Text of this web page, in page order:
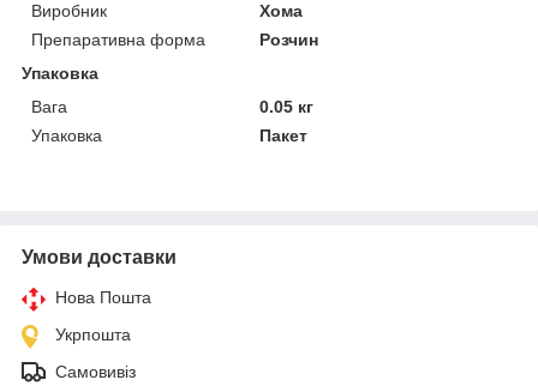
Виробник
Хома
Препаративна форма
Розчин
Упаковка
Вага
0.05 кг
Упаковка
Пакет
Умови доставки
Нова Пошта
Укрпошта
Самовивіз